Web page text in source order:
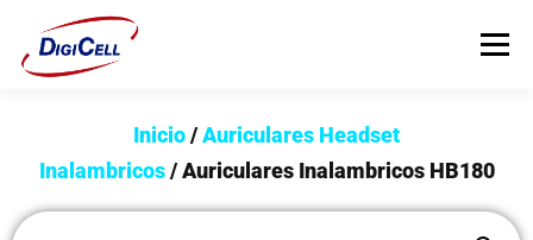
Menú
>>> ¡FUNDAS MAGNET! <<<
Inicio/Auriculares Headset
Inalambricos/ Auriculares Inalambricos HB180